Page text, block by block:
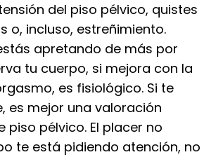
del piso pélvico, quistes
o, incluso, estreñimiento.
apretando de más por
tu cuerpo, si mejora con la
es fisiológico. Si te
es mejor una valoración
pélvico. El placer no
te está pidiendo atención, no